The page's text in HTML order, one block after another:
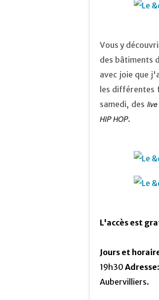
Vous y
des bâtiments
avec joie que
les différentes
samedi, des
HIP HOP.
L'accès est
Jours et
19h30 Adresse:
Aubervilliers.